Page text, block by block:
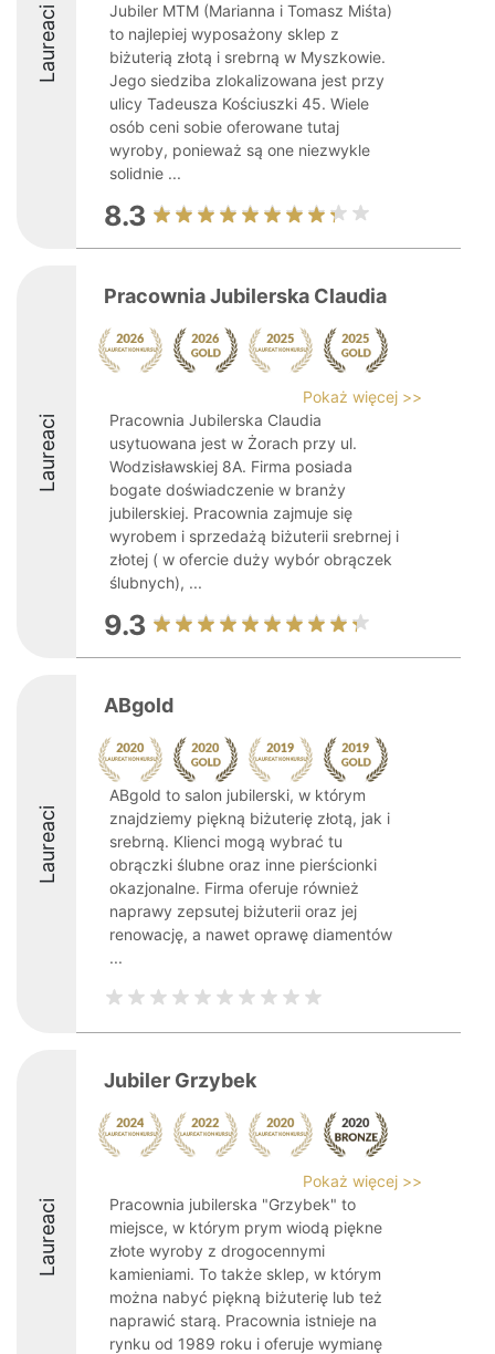
Laureaci
Jubiler MTM (Marianna i Tomasz Miśta)
to najlepiej wyposażony sklep z
biżuterią złotą i srebrną w Myszkowie.
Jego siedziba zlokalizowana jest przy
ulicy Tadeusza Kościuszki 45. Wiele
osób ceni sobie oferowane tutaj
wyroby, ponieważ są one niezwykle
solidnie ...
8.3
Laureaci
Pracownia Jubilerska Claudia
Pokaż więcej >>
Pracownia Jubilerska Claudia
usytuowana jest w Żorach przy ul.
Wodzisławskiej 8A. Firma posiada
bogate doświadczenie w branży
jubilerskiej. Pracownia zajmuje się
wyrobem i sprzedażą biżuterii srebrnej i
złotej ( w ofercie duży wybór obrączek
ślubnych), ...
9.3
Laureaci
ABgold
ABgold to salon jubilerski, w którym
znajdziemy piękną biżuterię złotą, jak i
srebrną. Klienci mogą wybrać tu
obrączki ślubne oraz inne pierścionki
okazjonalne. Firma oferuje również
naprawy zepsutej biżuterii oraz jej
renowację, a nawet oprawę diamentów
...
Laureaci
Jubiler Grzybek
Pokaż więcej >>
Pracownia jubilerska "Grzybek" to
miejsce, w którym prym wiodą piękne
złote wyroby z drogocennymi
kamieniami. To także sklep, w którym
można nabyć piękną biżuterię lub też
naprawić starą. Pracownia istnieje na
rynku od 1989 roku i oferuje wymianę